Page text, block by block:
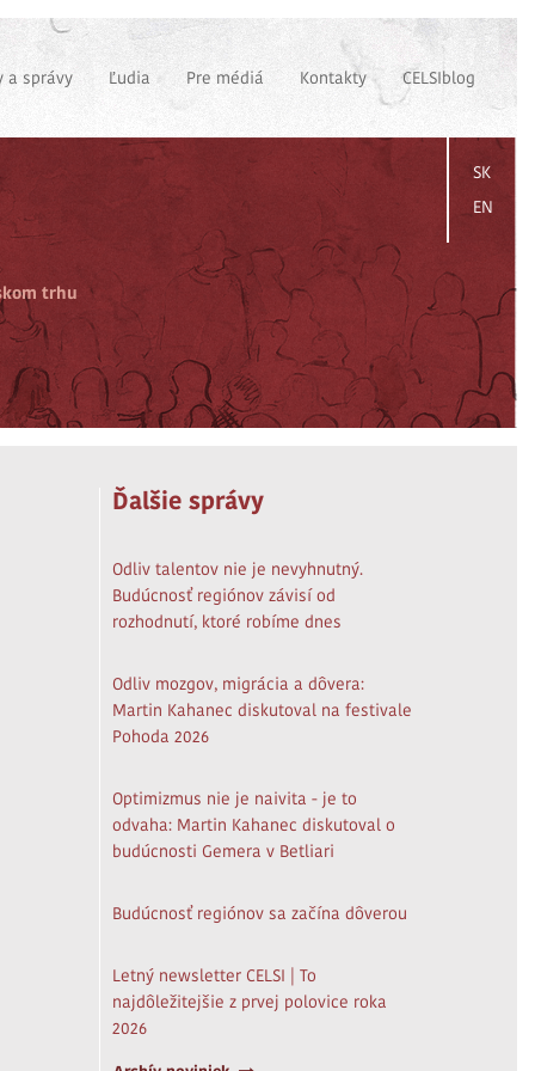
a správy Ľudia Pre médiá Kontakty CELSIblog
SK
EN
trhu
Ďalšie správy
Odliv talentov nie je nevyhnutný.
Budúcnosť regiónov závisí od
rozhodnutí, ktoré robíme dnes
Odliv mozgov, migrácia a dôvera:
Martin Kahanec diskutoval na festivale
Pohoda 2026
Optimizmus nie je naivita - je to
odvaha: Martin Kahanec diskutoval o
budúcnosti Gemera v Betliari
Budúcnosť regiónov sa začína dôverou
Letný newsletter CELSI | To
najdôležitejšie z prvej polovice roka
2026